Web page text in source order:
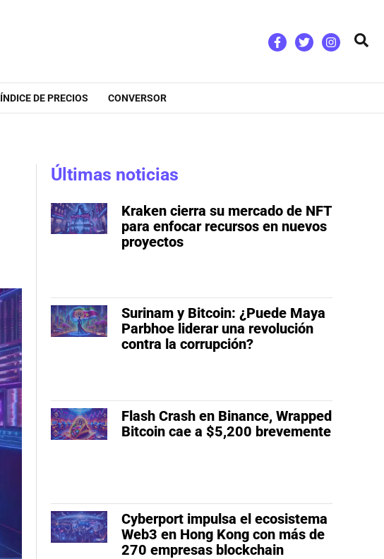
ÍNDICE DE PRECIOS CONVERSOR
Últimas noticias
Kraken cierra su mercado de NFT
para enfocar recursos en nuevos
proyectos
Surinam y Bitcoin: ¿Puede Maya
Parbhoe liderar una revolución
contra la corrupción?
Flash Crash en Binance, Wrapped
Bitcoin cae a $5,200 brevemente
Cyberport impulsa el ecosistema
Web3 en Hong Kong con más de
270 empresas blockchain